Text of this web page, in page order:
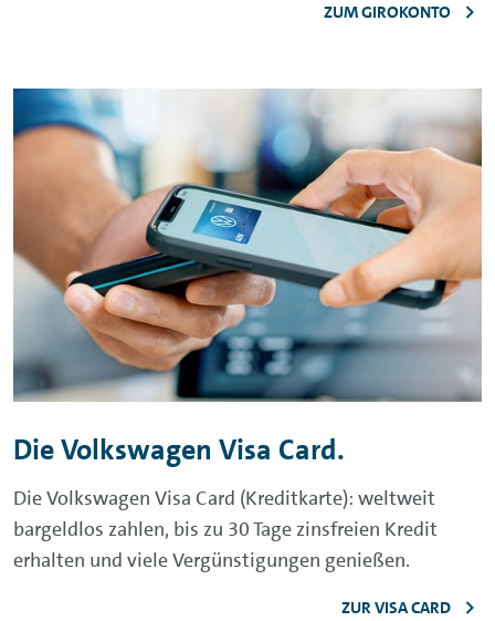
ZUM GIROKONTO
Die Volkswagen Visa Card.
Die Volkswagen Visa Card (Kreditkarte): weltweit
bargeldlos zahlen, bis zu 30 Tage zinsfreien Kredit
erhalten und viele Vergünstigungen genießen.
ZUR VISA CARD